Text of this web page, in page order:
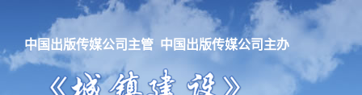
中国出版传媒公司主管 中国出版传媒公司主办